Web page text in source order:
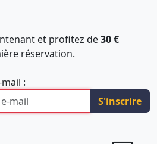
et profitez de30 €
réservation.
:
S'inscrire